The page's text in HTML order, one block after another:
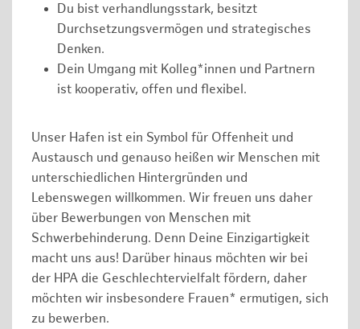
Du bist verhandlungsstark, besitzt
Durchsetzungsvermögen und strategisches
Denken.
Dein Umgang mit Kolleg*innen und Partnern
ist kooperativ, offen und flexibel.
Unser Hafen ist ein Symbol für Offenheit und
Austausch und genauso heißen wir Menschen mit
unterschiedlichen Hintergründen und
Lebenswegen willkommen. Wir freuen uns daher
über Bewerbungen von Menschen mit
Schwerbehinderung. Denn Deine Einzigartigkeit
macht uns aus! Darüber hinaus möchten wir bei
der HPA die Geschlechtervielfalt fördern, daher
möchten wir insbesondere Frauen* ermutigen, sich
zu bewerben.